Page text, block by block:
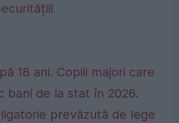
18 ani. Copiii majori care
bani de la stat în 2026.
prevăzută de lege